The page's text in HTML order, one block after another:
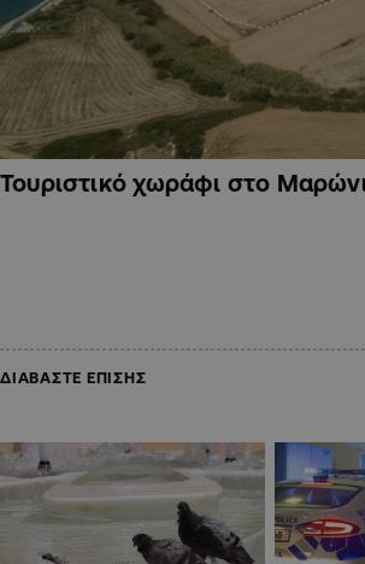
Τουριστικό χωράφι στο
ΔΙΑΒΑΣΤΕ ΕΠΙΣΗΣ